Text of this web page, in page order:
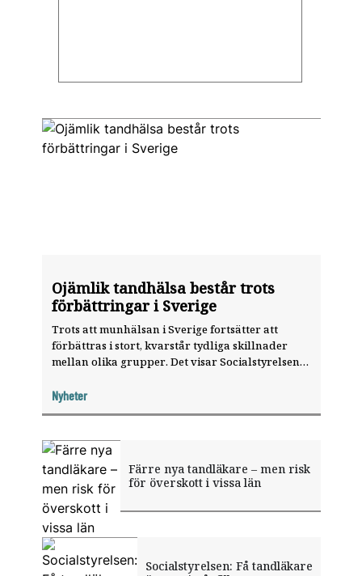
Ojämlik tandhälsa består trots
förbättringar i Sverige
Trots att munhälsan i Sverige fortsätter att
förbättras i stort, kvarstår tydliga skillnader
mellan olika grupper. Det visar Socialstyrelsens
tandvården.
Nyheter
Färre nya tandläkare – men risk
för överskott i vissa län
Socialstyrelsen: Få tandläkare